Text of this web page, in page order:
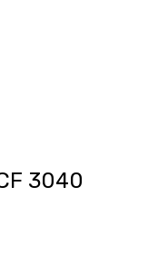
3040